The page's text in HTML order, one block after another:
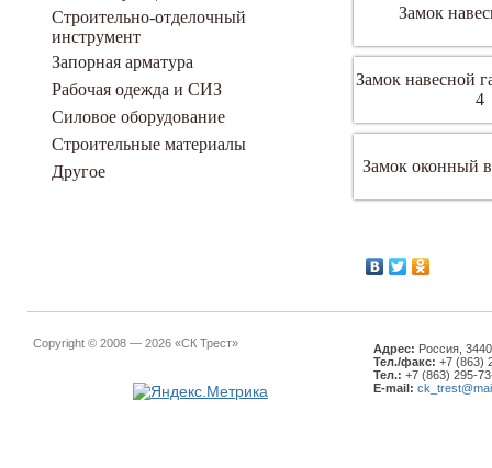
Строительно-отделочный
инструмент
Запорная арматура
Рабочая одежда и СИЗ
Силовое оборудование
Строительные материалы
Другое
Замок
Замок навесной
4
Замок оконный
Copyright © 2008 — 2026 «СК Трест» Адрес: Россия,
Тел./факс: +7 (863)
Тел.: +7 (863) 295-
E-mail: